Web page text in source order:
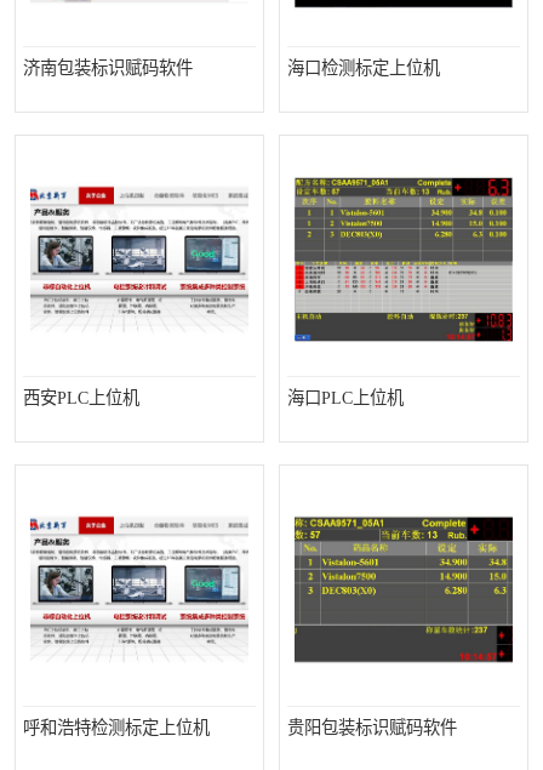
济南包装标识赋码软件 海口检测标定上位机
西安PLC上位机 海口PLC上位机
呼和浩特检测标定上位机 贵阳包装标识赋码软件